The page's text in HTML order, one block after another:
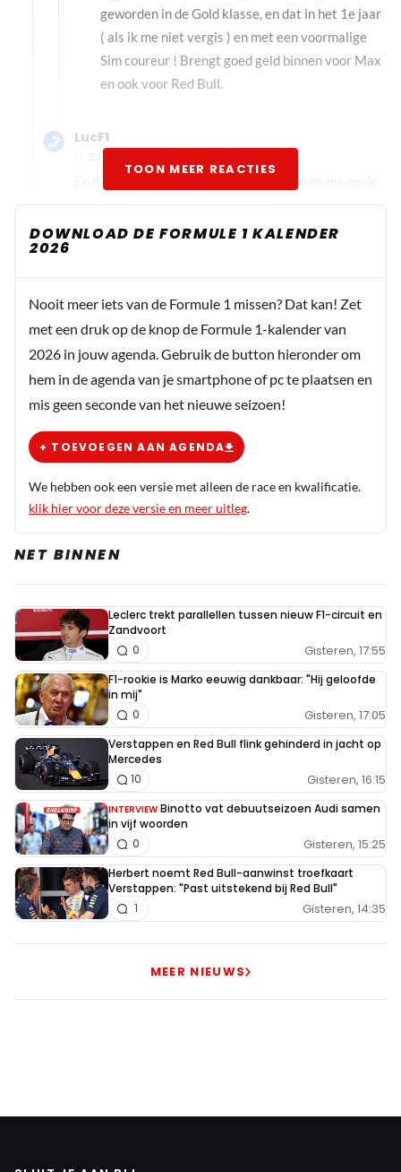
LucF1
loonlijst heeft staan. Max is eigenaar van een aantal
ondernemingen waarin in één van deze
‘kunnen betalen’ is met een simpel, misschien voor
sommigen een ietwat gecompliceerder
rekensommetje, jouw understatement wel te
Dit bericht is aangepast op:23-09
geworden in de Gold klasse, en dat in het 1e jaar
( als ik me niet vergis ) en met een voormalige
Sim coureur ! Brengt goed geld binnen voor Max
en ook voor Red Bull.
HaroldLT
Toevallig zag ik hem vanmorgen om 05:45 uur op een
Puch Maxi het locale huis aan huis blad bezorgen. Het
is dat ik moest pissen, anders had ik hem natuurlijk
niet gezien. Geen wonder dat hij het breed kan laten
TOON MEER REACTIES
DOWNLOAD DE FORMULE 1 KALENDER
2026
Nooit meer iets van de Formule 1 missen? Dat kan! Zet
met een druk op de knop de Formule 1-kalender van
2026 in jouw agenda. Gebruik de button hieronder om
hem in de agenda van je smartphone of pc te plaatsen en
mis geen seconde van het nieuwe seizoen!
+ TOEVOEGEN AAN AGENDA
We hebben ook een versie met alleen de race en kwalificatie.
klik hier voor deze versie en meer uitleg.
NET BINNEN
Leclerc trekt parallellen tussen nieuw F1-circuit en
Zandvoort
Gisteren, 17:55
0
F1-rookie is Marko eeuwig dankbaar: "Hij geloofde
in mij"
Gisteren, 17:05
0
Verstappen en Red Bull flink gehinderd in jacht op
Mercedes
Gisteren, 16:15
10
INTERVIEW Binotto vat debuutseizoen Audi samen
in vijf woorden
Gisteren, 15:25
0
Herbert noemt Red Bull-aanwinst troefkaart
Verstappen: "Past uitstekend bij Red Bull"
Gisteren, 14:35
1
MEER NIEUWS